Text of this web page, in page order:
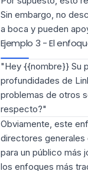
Sin embargo, no
a boca y pueden
Ejemplo 3 - El
"Hey {{nombre}} Su
profundidades de
problemas de otros
respecto?"
Obviamente, este
directores generales
para un público más
los enfoques más